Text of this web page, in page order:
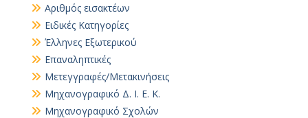
Αριθμός εισακτέων
Ειδικές Κατηγορίες
Έλληνες Εξωτερικού
Επαναληπτικές
Μετεγγραφές/Μετακινήσεις
Μηχανογραφικό Δ. Ι. Ε. Κ.
Μηχανογραφικό Σχολών